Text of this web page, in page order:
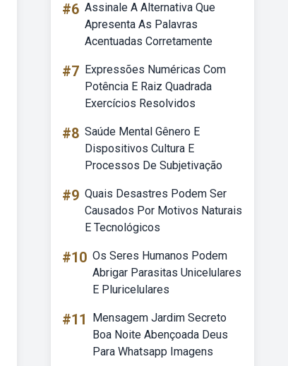
#6 Assinale A Alternativa Que
Apresenta As Palavras
Acentuadas Corretamente
#7 Expressões Numéricas Com
Potência E Raiz Quadrada
Exercícios Resolvidos
#8 Saúde Mental Gênero E
Dispositivos Cultura E
Processos De Subjetivação
#9 Quais Desastres Podem Ser
Causados Por Motivos Naturais
E Tecnológicos
#10 Os Seres Humanos Podem
Abrigar Parasitas Unicelulares
E Pluricelulares
#11
Mensagem Jardim Secreto
Boa Noite Abençoada Deus
Para Whatsapp Imagens